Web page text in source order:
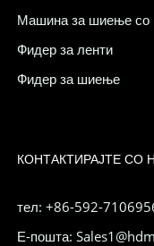
Машина за шиење со
Фидер за ленти
Фидер за шиење
КОНТАКТИРАЈТЕ СО
тел: +86-592-
Е-пошта: